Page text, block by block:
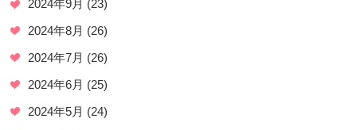
2024年9月 (23)
2024年8月 (26)
2024年7月 (26)
2024年6月 (25)
2024年5月 (24)